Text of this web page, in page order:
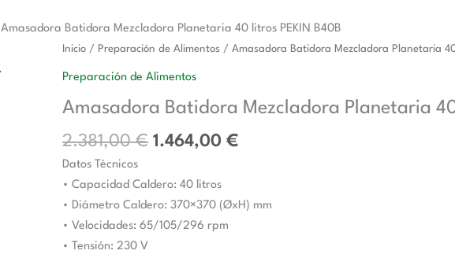
Amasadora Batidora Mezcladora Planetaria 40 litros PEKIN B40B
Inicio / Preparación de Alimentos / Amasadora Batidora Mezcladora Planetaria
Preparación de Alimentos
Amasadora Batidora Mezcladora Planetaria
2.381,00€
El
precio
era:
2.381,00 €.
1.464,00€
El
es:
Datos Técnicos
• Capacidad Caldero: 40 litros
• Diámetro Caldero: 370×370 (ØxH) mm
• Velocidades: 65/105/296 rpm
• Tensión: 230 V
Amasadora
Planetaria
PEKIN
B40B
cantidad